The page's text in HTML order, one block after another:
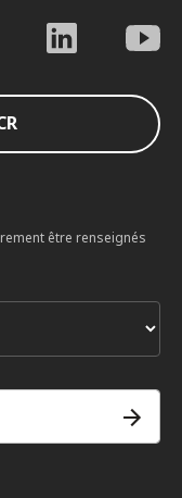
être renseignés